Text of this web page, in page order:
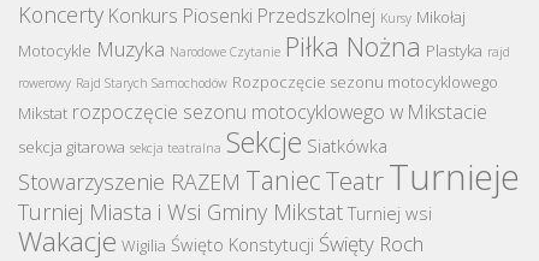
Koncerty Konkurs Piosenki Przedszkolnej Kursy Mikołaj
Motocykle Muzyka Narodowe Czytanie Piłka Nożna Plastyka rajd
rowerowy Rajd Starych Samochodów Rozpoczęcie sezonu motocyklowego
Mikstat rozpoczęcie sezonu motocyklowego w Mikstacie
sekcja gitarowa sekcja teatralna Sekcje Siatkówka
Stowarzyszenie RAZEM TaniecTeatrTurnieje
Turniej Miasta i Wsi Gminy Mikstat Turniej wsi
Wakacje Wigilia Święto Konstytucji Święty Roch